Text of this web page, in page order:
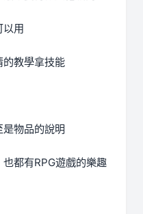
以用
的教學拿技能
物品的說明
都有RPG遊戲的樂趣